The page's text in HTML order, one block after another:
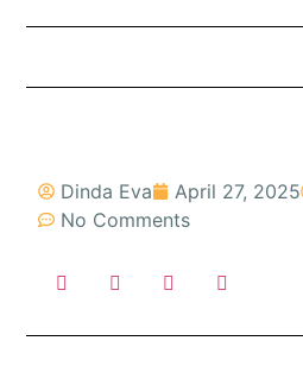
Dinda Eva April 27, 2025
No Comments